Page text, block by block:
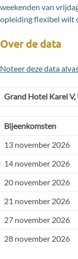
weekenden van
opleiding flexibel wilt
Over de data
Noteer deze data
Grand Hotel Karel
Bijeenkomsten
13 november 2026
14 november 2026
20 november 2026
21 november 2026
27 november 2026
28 november 2026